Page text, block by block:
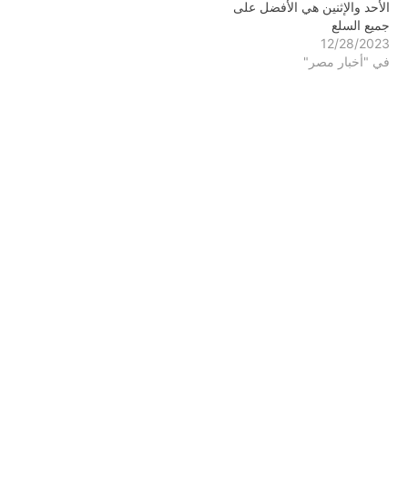
الأحد والإثنين هي الأفضل على
جميع السلع
12/28/2023
في "أخبار مصر"